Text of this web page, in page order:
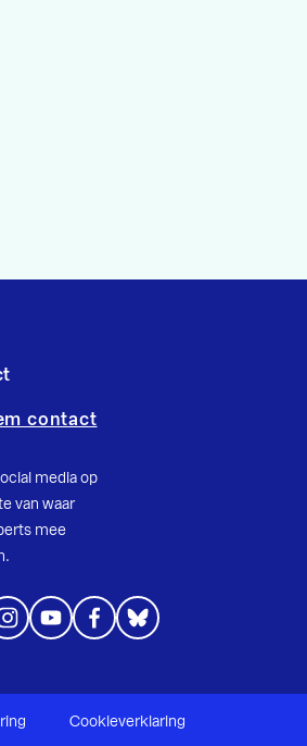
contact
media op
van waar
mee
Cookieverklaring